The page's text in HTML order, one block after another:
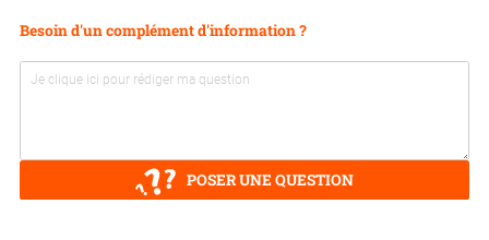
Besoin d'un complément d'information ?
POSER UNE QUESTION